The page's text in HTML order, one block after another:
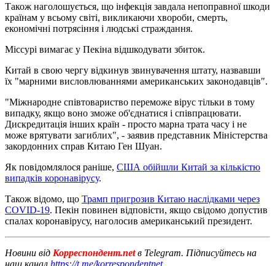
Також наголошується, що інфекція завдала непоправної шкоди
країнам у всьому світі, викликаючи хвороби, смерть,
економічні потрясіння і людські страждання.
Міссурі вимагає у Пекіна відшкодувати збиток.
Китай в свою чергу відкинув звинувачення штату, назвавши
їх "марними висловлюваннями американських законодавців".
"Міжнародне співтовариство переможе вірус тільки в тому
випадку, якщо воно зможе об'єднатися і співпрацювати.
Дискредитація інших країн - просто марна трата часу і не
може врятувати загиблих", - заявив представник Міністерства
закордонних справ Китаю Ген Шуан.
Як повідомлялося раніше, США обійшли Китай за кількістю
випадків коронавірусу.
Також відомо, що Трамп пригрозив Китаю наслідками через
СOVID-19. Пекін повинен відповісти, якщо свідомо допустив
спалах коронавірусу, наголосив американський президент.
Новини від Корреспондент.netв Telegram. Підписуйтесь на
наш канал https://t.me/korrespondentnet